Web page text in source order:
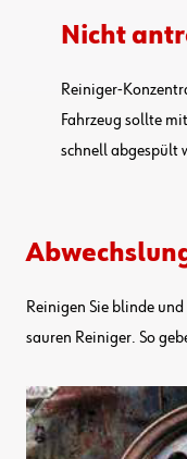
Nicht
Reiniger-
Fahrzeug sollte
schnell abgespült
Reinigen Sie blinde
sauren Reiniger. So